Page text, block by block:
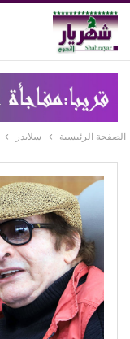
الصفحة الرئيسية سلايدر